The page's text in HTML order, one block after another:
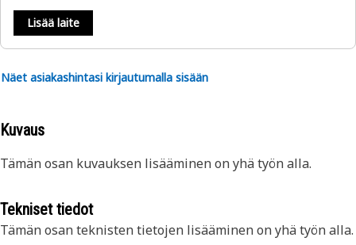
Lisää laite
Näet asiakashintasi kirjautumalla sisään
Kuvaus
Tämän osan kuvauksen lisääminen on yhä työn alla.
Tekniset tiedot
Tämän osan teknisten tietojen lisääminen on yhä työn alla.